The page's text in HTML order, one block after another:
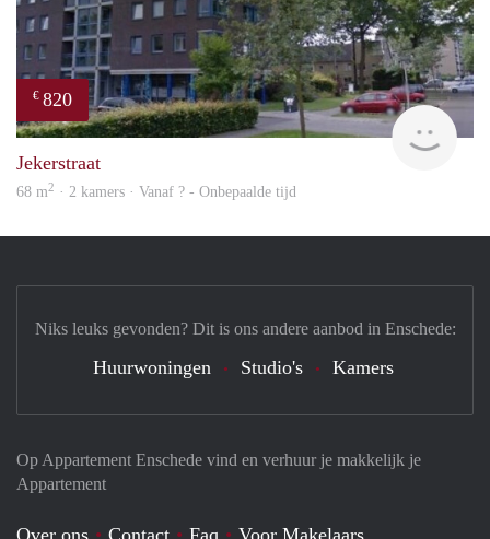
€ 820
Jekerstraat
68 m2 · 2 kamers · Vanaf ? - Onbepaalde tijd
Op Appartement Enschede vind en verhuur je makkelijk je
Appartement
Over ons Contact Faq Voor Makelaars
Niks leuks gevonden? Dit is ons andere aanbod in Enschede:
Huurwoningen Studio's Kamers